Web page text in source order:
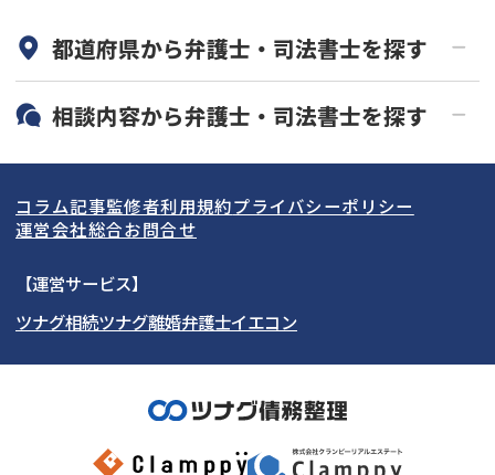
初回相談無料
土日祝の相談可能
都道府県から弁護士・司法書士を探す
北海道・東北
北海道 青森県
岩手県 宮城県
秋田県
福島県
関東
東京都 神奈川県
埼玉県
茨城県 群馬県
東海
愛知県
岐阜県 山梨県
関西
大阪府 京都府
奈良県
和歌山県
北陸・甲信越
石川県
富山県
岡山県
九州・沖縄
相談内容から弁護士・司法書士を探す
任意整理
個人再生
会社破産・法人破産
消費者金融・サラ金
カードローン・クレジッ
ト会社
奨学金
コラム記事監修者利用規約プライバシーポリシー
運営会社総合お問合せ
【運営サービス】
ツナグ相続ツナグ離婚弁護士イエコン